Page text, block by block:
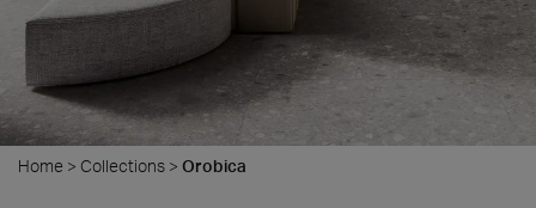
Home > Collections > Orobica